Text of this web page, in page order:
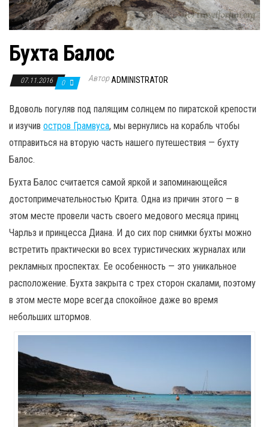
Бухта Балос
07.11.2016 0 АвторADMINISTRATOR
Вдоволь погуляв под палящим солнцем по пиратской крепости
и изучив остров Грамвуса, мы вернулись на корабль чтобы
отправиться на вторую часть нашего путешествия — бухту
Балос.
Бухта Балос считается самой яркой и запоминающейся
достопримечательностью Крита. Одна из причин этого — в
этом месте провели часть своего медового месяца принц
Чарльз и принцесса Диана. И до сих пор снимки бухты можно
встретить практически во всех туристических журналах или
рекламных проспектах. Ее особенность — это уникальное
расположение. Бухта закрыта с трех сторон скалами, поэтому
в этом месте море всегда спокойное даже во время
небольших штормов.